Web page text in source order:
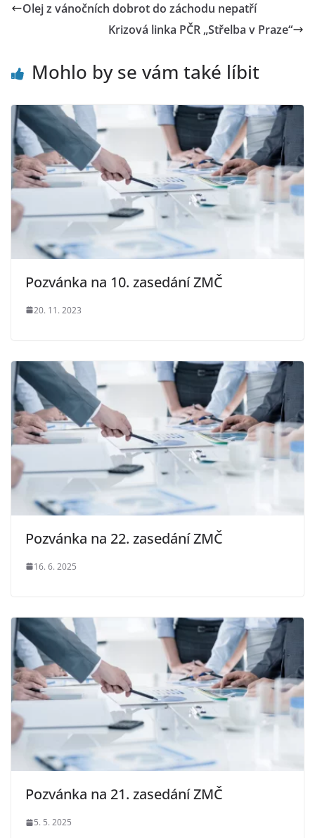
Olej z vánočních dobrot do záchodu nepatří
Krizová linka PČR „Střelba v Praze“
Mohlo by se vám také líbit
Pozvánka na 10. zasedání ZMČ
20. 11. 2023
Pozvánka na 22. zasedání ZMČ
16. 6. 2025
Pozvánka na 21. zasedání ZMČ
5. 5. 2025